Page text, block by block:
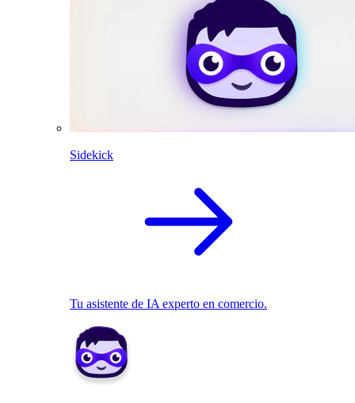
Sidekick
Tu asistente de IA experto en comercio.